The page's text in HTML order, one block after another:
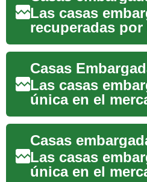
Las casas
recuperadas
un proceso ...
Las casas
única en el
buscan adquirir
Las casas
única en el